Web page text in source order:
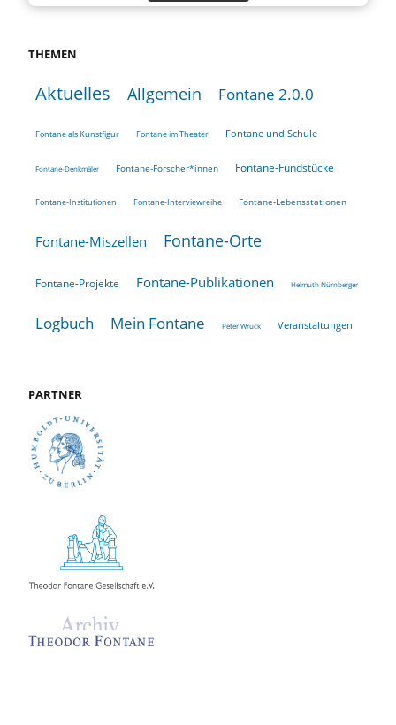
THEMEN
Aktuelles Allgemein Fontane 2.0.0
Fontane als Kunstfigur Fontane im Theater Fontane und Schule
Fontane-Denkmäler Fontane-Forscher*innen Fontane-Fundstücke
Fontane-Institutionen Fontane-Interviewreihe Fontane-Lebensstationen
Fontane-Miszellen Fontane-Orte
Fontane-Projekte Fontane-Publikationen Helmuth Nürnberger
Logbuch Mein Fontane Peter Wruck Veranstaltungen
PARTNER